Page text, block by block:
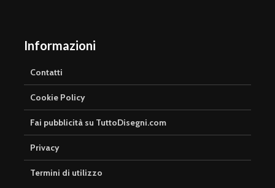
Informazioni
Contatti
Cookie Policy
Fai pubblicità su TuttoDisegni.com
Privacy
Termini di utilizzo